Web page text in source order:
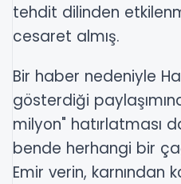
tehdit dilinden
cesaret almış.
Bir haber nedeniyle
gösterdiği
milyon" hatırlatması
bende herhangi bir
Emir verin, karnından